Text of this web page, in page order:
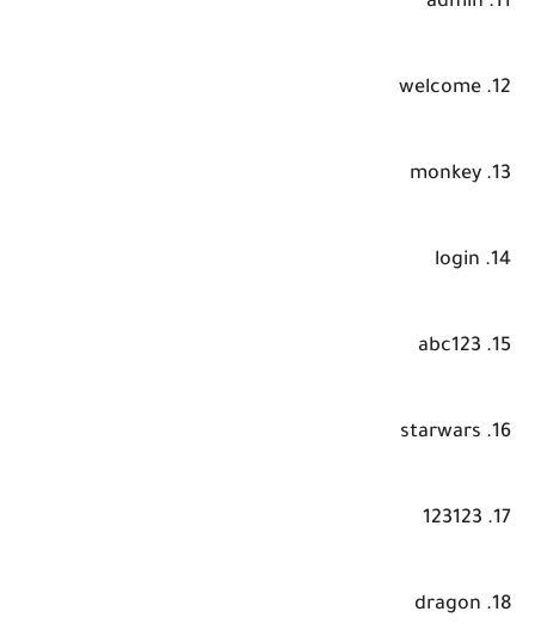
12. welcome
13. monkey
14. login
15. abc123
16. starwars
17. 123123
18. dragon